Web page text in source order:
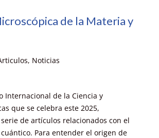
de la Materia y
, Noticias
Internacional de la Ciencia y
que se celebra este 2025,
de artículos relacionados con el
Para entender el origen de